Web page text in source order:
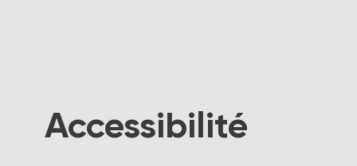
Accessibilité